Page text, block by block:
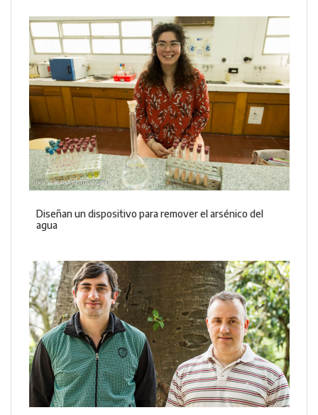
Diseñan un dispositivo para remover el arsénico del
agua